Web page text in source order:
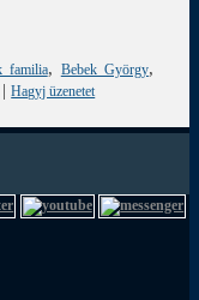
familia, Bebek György,
|Hagyj üzenetet